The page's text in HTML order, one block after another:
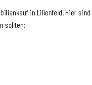
in Lilienfeld. Hier sind
sollten: